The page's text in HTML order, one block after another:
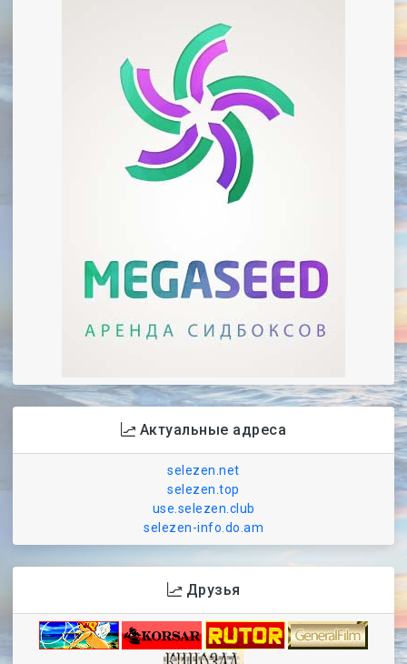
Актуальные адреса
selezen.net
selezen.top
use.selezen.club
selezen-info.do.am
Друзья